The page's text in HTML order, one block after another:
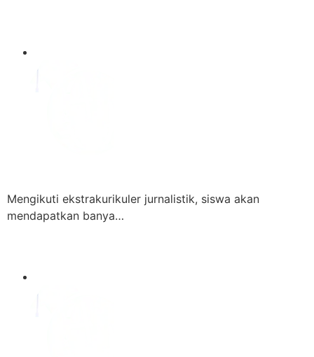
Mengikuti ekstrakurikuler jurnalistik, siswa akan
mendapatkan banya…